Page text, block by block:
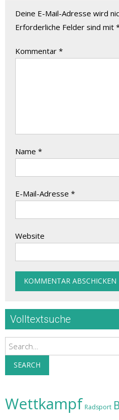
Deine E-Mail-Adresse wird
Erforderliche Felder sind mit
Kommentar *
Name *
E-Mail-Adresse *
Website
Volltextsuche
Search
SEARCH
Wettkampf Radsport